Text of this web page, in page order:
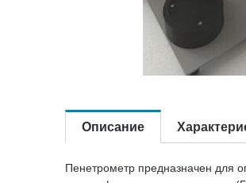
Описание
Пенетрометр предназначен для